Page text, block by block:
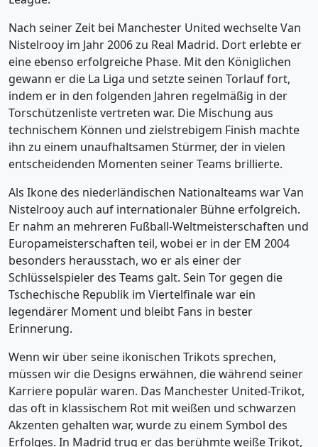
Nach seiner Zeit bei Manchester United wechselte Van
Nistelrooy im Jahr 2006 zu Real Madrid. Dort erlebte er
eine ebenso erfolgreiche Phase. Mit den Königlichen
gewann er die La Liga und setzte seinen Torlauf fort,
indem er in den folgenden Jahren regelmäßig in der
Torschützenliste vertreten war. Die Mischung aus
technischem Können und zielstrebigem Finish machte
ihn zu einem unaufhaltsamen Stürmer, der in vielen
entscheidenden Momenten seiner Teams brillierte.
Als Ikone des niederländischen Nationalteams war Van
Nistelrooy auch auf internationaler Bühne erfolgreich.
Er nahm an mehreren Fußball-Weltmeisterschaften und
Europameisterschaften teil, wobei er in der EM 2004
besonders herausstach, wo er als einer der
Schlüsselspieler des Teams galt. Sein Tor gegen die
Tschechische Republik im Viertelfinale war ein
legendärer Moment und bleibt Fans in bester
Erinnerung.
Wenn wir über seine ikonischen Trikots sprechen,
müssen wir die Designs erwähnen, die während seiner
Karriere populär waren. Das Manchester United-Trikot,
das oft in klassischem Rot mit weißen und schwarzen
Akzenten gehalten war, wurde zu einem Symbol des
Erfolges. In Madrid trug er das berühmte weiße Trikot,